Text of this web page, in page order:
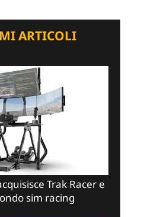
ARTICOLI
Trak Racer e
sim racing